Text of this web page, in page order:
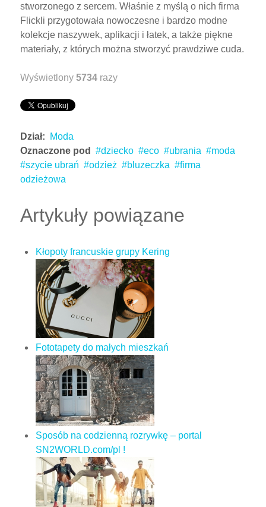
stworzonego z sercem. Właśnie z myślą o nich firma
Flickli przygotowała nowoczesne i bardzo modne
kolekcje naszywek, aplikacji i łatek, a także piękne
materiały, z których można stworzyć prawdziwe cuda.
Wyświetlony 5734 razy
Dział:
Moda
Oznaczone pod
dziecko eco ubrania
moda
szycie ubrań
odzież bluzeczka
firma
odzieżowa
Artykuły powiązane
Kłopoty francuskie grupy Kering
Fototapety do małych mieszkań
Sposób na codzienną rozrywkę – portal
SN2WORLD.com/pl !